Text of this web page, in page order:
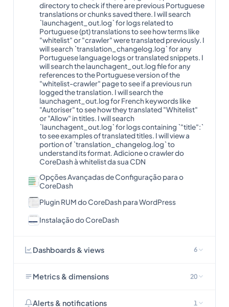
directory to check if there are previous Portuguese
translations or chunks saved there. I will search
`launchagent_out.log` for logs related to
Portuguese (pt) translations to see how terms like
"whitelist" or "crawler" were translated previously. I
will search `translation_changelog.log` for any
Portuguese language logs or translated snippets. I
will search the launchagent_out.log file for any
references to the Portuguese version of the
"whitelist-crawler" page to see if a previous run
logged the translation. I will search the
launchagent_out.log for French keywords like
"Autoriser" to see how they translated "Whitelist"
or "Allow" in titles. I will search
`launchagent_out.log` for logs containing `"title":`
to see examples of translated titles. I will view a
portion of `translation_changelog.log` to
understand its format. Adicione o crawler do
CoreDash à whitelist da sua CDN
Opções Avançadas de Configuração para o
CoreDash
Plugin RUM do CoreDash para WordPress
Instalação do CoreDash
Dashboards & views 6
Metrics & dimensions 20
Alerts & notifications 1